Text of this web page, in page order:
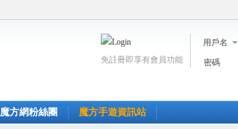
用戶名
密碼
免註冊即享有會員功能
魔方網粉絲團 魔方手遊資訊站